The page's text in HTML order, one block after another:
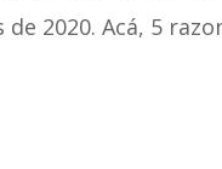
2020. Acá, 5